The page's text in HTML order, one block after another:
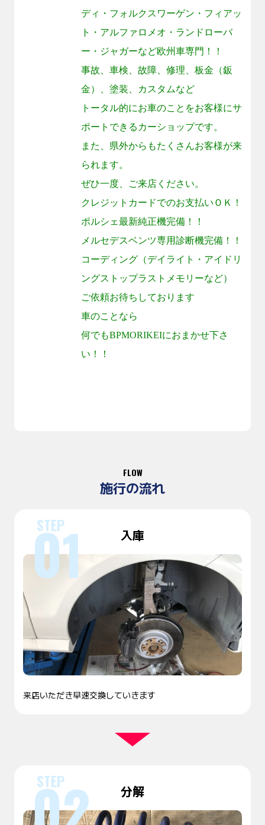
ディ・フォルクスワーゲン・フィアッ
ト・アルファロメオ・ランドローバ
ー・ジャガーなど欧州車専門！！
事故、車検、故障、修理、板金（鈑
金）、塗装、カスタムなど
トータル的にお車のことをお客様にサ
ポートできるカーショップです。
また、県外からもたくさんお客様が来
られます。
ぜひ一度、ご来店ください。
クレジットカードでのお支払いＯＫ！
ポルシェ最新純正機完備！！
メルセデスベンツ専用診断機完備！！
コーディング（デイライト・アイドリ
ングストップラストメモリーなど）
ご依頼お待ちしております
車のことなら
何でもBPMORIKEIにおまかせ下さ
い！！
FLOW
施行の流れ
入庫
来店いただき早速交換していきます
分解